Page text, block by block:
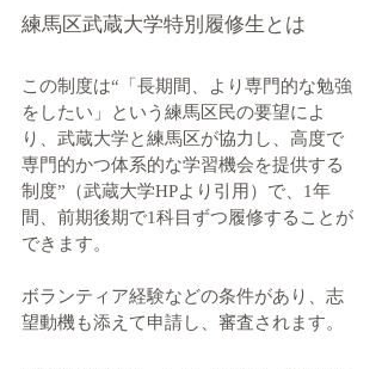
練馬区武蔵大学特別履修生とは
この制度は“「長期間、より専門的な勉強
をしたい」という練馬区民の要望によ
り、武蔵大学と練馬区が協力し、高度で
専門的かつ体系的な学習機会を提供する
制度”（武蔵大学HPより引用）で、1年
間、前期後期で1科目ずつ履修することが
できます。
ボランティア経験などの条件があり、志
望動機も添えて申請し、審査されます。